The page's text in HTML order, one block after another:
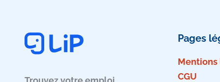
Pages
Mentions
CGU